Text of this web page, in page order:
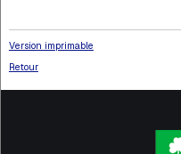
Version imprimable
Retour